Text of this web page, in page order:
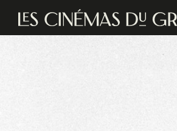
Aller au contenu principal